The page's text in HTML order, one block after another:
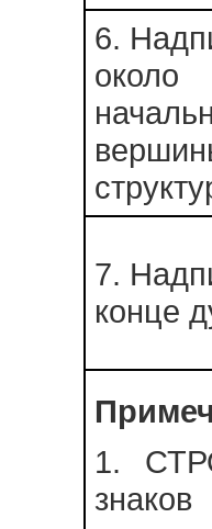
6.
около
7.
конце
1.
знаков